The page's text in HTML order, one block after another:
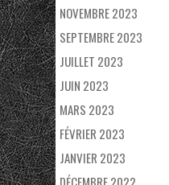
NOVEMBRE 2023
SEPTEMBRE 2023
JUILLET 2023
JUIN 2023
MARS 2023
FÉVRIER 2023
JANVIER 2023